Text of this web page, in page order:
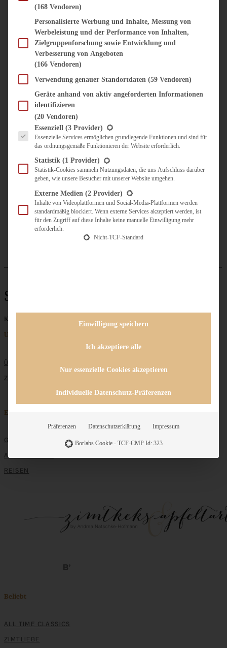
VORSPEISEN
SÜSS & HERZHAFT
BROTAUFSTRICH
DIPS, SAUCEN, CHUTNEYS
KÜCHENGESCHENKE
UNTERWEGS
KULINARISCH UNTERWEGS
ÜBER MICH
ZUSAMMENARBEIT
Sahne
Keine Beiträge gefunden
Unternehmen
ÜBER MICH
ZUSAMMENARBEIT
Entdecken
GRUNDLAGEN
ALLE REZEPTE
REISEN
Beliebt
ALL TIME CLASSICS
ZIMTLIEBE
(168 Vendoren)
Personalisierte Werbung und Inhalte, Messung von
Werbeleistung und der Performance von Inhalten,
Zielgruppenforschung sowie Entwicklung und
Verbesserung von Angeboten
(166 Vendoren)
Verwendung genauer Standortdaten (59 Vendoren)
Geräte anhand von aktiv angeforderten Informationen
identifizieren
(20 Vendoren)
Es folgt eine Liste der Service-Gruppen, für die eine Einwilligung erteilt werden
Essenziell (3 Provider)
Essenzielle Services ermöglichen grundlegende Funktionen und sind für
das ordnungsgemäße Funktionieren der Website erforderlich.
Statistik (1 Provider)
Statistik-Cookies sammeln Nutzungsdaten, die uns Aufschluss darüber
geben, wie unsere Besucher mit unserer Website umgehen.
Externe Medien (2 Provider)
Inhalte von Videoplattformen und Social-Media-Plattformen werden
standardmäßig blockiert. Wenn externe Services akzeptiert werden, ist
für den Zugriff auf diese Inhalte keine manuelle Einwilligung mehr
erforderlich.
Nicht-TCF-Standard
Einwilligung speichern
Ich akzeptiere alle
Nur essenzielle Cookies akzeptieren
Individuelle Datenschutz-Präferenzen
Präferenzen Datenschutzerklärung Impressum
Borlabs Cookie - TCF-CMP Id: 323